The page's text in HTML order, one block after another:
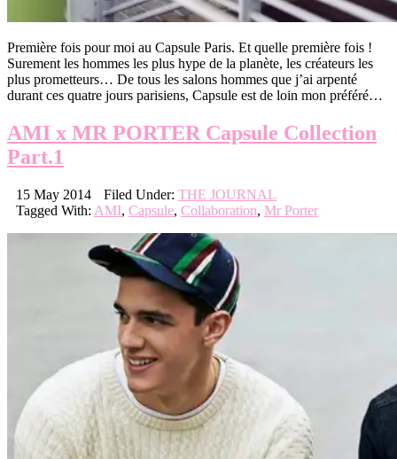
Première fois pour moi au Capsule Paris. Et quelle première fois !
Surement les hommes les plus hype de la planète, les créateurs les
plus prometteurs… De tous les salons hommes que j’ai arpenté
durant ces quatre jours parisiens, Capsule est de loin mon préféré…
AMI x MR PORTER Capsule Collection
Part.1
15 May 2014 Filed Under: THE JOURNAL
Tagged With: AMI, Capsule, Collaboration, Mr Porter